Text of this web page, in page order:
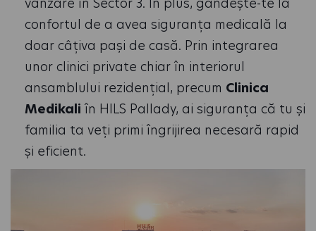
confortul de a avea siguranța medicală la
doar câțiva pași de casă. Prin integrarea
unor clinici private chiar în interiorul
ansamblului rezidențial, precum Clinica
Medikali în HILS Pallady, ai siguranța că tu și
familia ta veți primi îngrijirea necesară rapid
și eficient.